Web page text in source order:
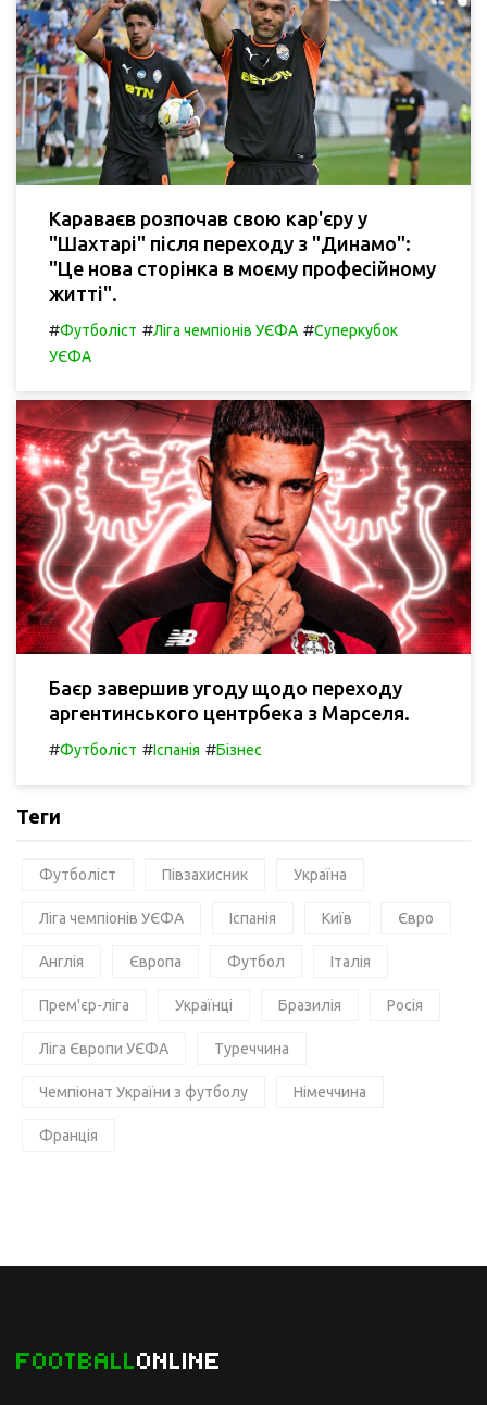
Караваєв розпочав свою кар'єру у
"Шахтарі" після переходу з "Динамо":
"Це нова сторінка в моєму професійному
житті".
#Футболіст #Ліга чемпіонів УЄФА #Суперкубок
УЄФА
Баєр завершив угоду щодо переходу
аргентинського центрбека з Марселя.
#Футболіст #Іспанія #Бізнес
Теги
Футболіст Півзахисник Україна
Ліга чемпіонів УЄФА Іспанія Київ Євро
Англія Європа Футбол Італія
Прем'єр-ліга Українці Бразилія Росія
Ліга Європи УЄФА Туреччина
Чемпіонат України з футболу Німеччина
Франція
FOOTBALLONLINE